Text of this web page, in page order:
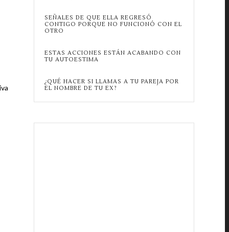
SEÑALES DE QUE ELLA REGRESÓ
CONTIGO PORQUE NO FUNCIONÓ CON EL
OTRO
ESTAS ACCIONES ESTÁN ACABANDO CON
TU AUTOESTIMA
¿QUÉ HACER SI LLAMAS A TU PAREJA POR
EL NOMBRE DE TU EX?